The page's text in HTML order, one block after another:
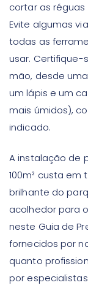
cortar as réguas
Evite algumas
todas as
usar. Certifique-
mão, desde
um lápis e um
mais úmidos),
indicado.
A instalação de
100m² custa
brilhante do
acolhedor para
neste Guia de
fornecidos por
quanto
por